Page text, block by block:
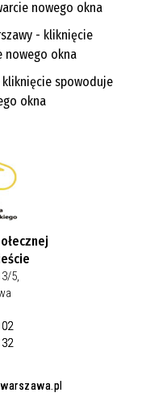
5,